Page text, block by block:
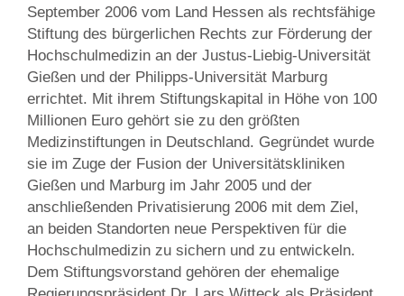
September 2006 vom Land Hessen als rechtsfähige
Stiftung des bürgerlichen Rechts zur Förderung der
Hochschulmedizin an der Justus-Liebig-Universität
Gießen und der Philipps-Universität Marburg
errichtet. Mit ihrem Stiftungskapital in Höhe von 100
Millionen Euro gehört sie zu den größten
Medizinstiftungen in Deutschland. Gegründet wurde
sie im Zuge der Fusion der Universitätskliniken
Gießen und Marburg im Jahr 2005 und der
anschließenden Privatisierung 2006 mit dem Ziel,
an beiden Standorten neue Perspektiven für die
Hochschulmedizin zu sichern und zu entwickeln.
Dem Stiftungsvorstand gehören der ehemalige